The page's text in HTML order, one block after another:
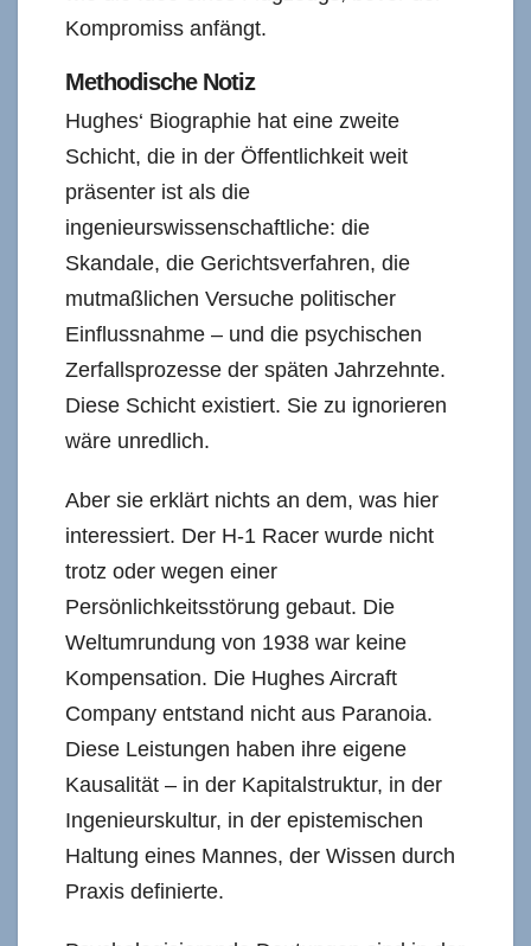
Kompromiss anfängt.
Methodische Notiz
Hughes‘ Biographie hat eine zweite
Schicht, die in der Öffentlichkeit weit
präsenter ist als die
ingenieurswissenschaftliche: die
Skandale, die Gerichtsverfahren, die
mutmaßlichen Versuche politischer
Einflussnahme – und die psychischen
Zerfallsprozesse der späten Jahrzehnte.
Diese Schicht existiert. Sie zu ignorieren
wäre unredlich.
Aber sie erklärt nichts an dem, was hier
interessiert. Der H-1 Racer wurde nicht
trotz oder wegen einer
Persönlichkeitsstörung gebaut. Die
Weltumrundung von 1938 war keine
Kompensation. Die Hughes Aircraft
Company entstand nicht aus Paranoia.
Diese Leistungen haben ihre eigene
Kausalität – in der Kapitalstruktur, in der
Ingenieurskultur, in der epistemischen
Haltung eines Mannes, der Wissen durch
Praxis definierte.